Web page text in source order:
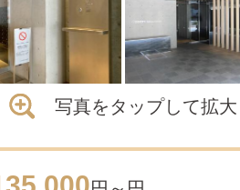
写真をタップして拡大